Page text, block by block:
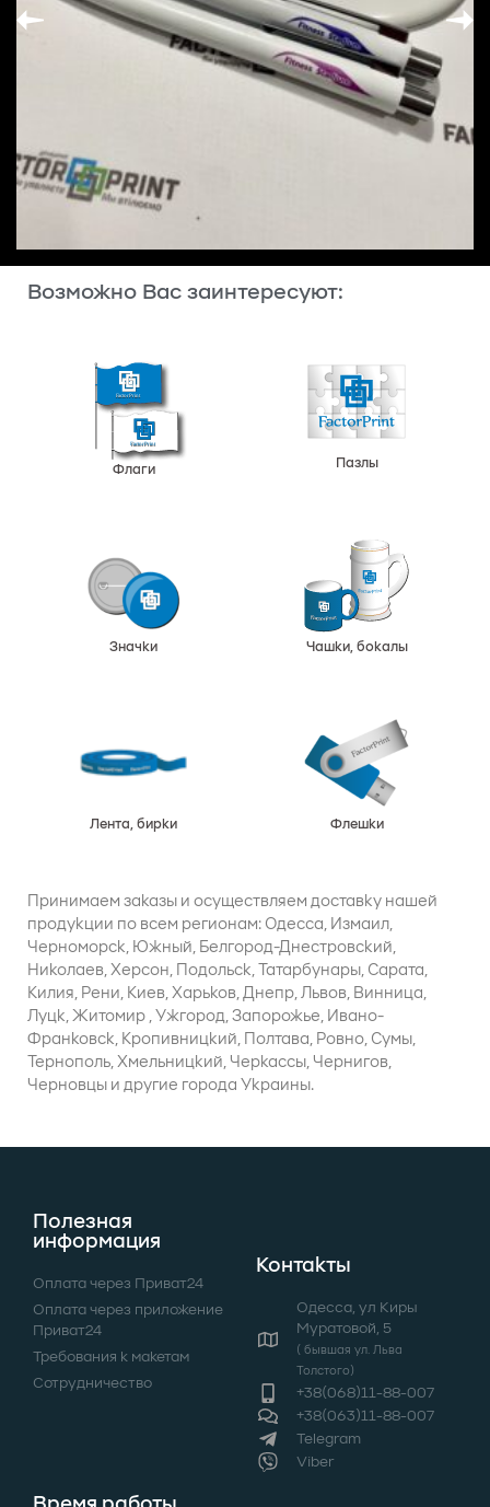
Возможно Вас заинтересуют:
Флаги Пазлы
Значки Чашки, бокалы
Лента, бирки Флешки
Принимаем заказы и осуществляем доставку нашей
продукции по всем регионам: Одесса, Измаил,
Черноморск, Южный, Белгород-Днестровский,
Николаев, Херсон, Подольск, Татарбунары, Сарата,
Килия, Рени, Киев, Харьков, Днепр, Львов, Винница,
Луцк, Житомир , Ужгород, Запорожье, Ивано-
Франковск, Кропивницкий, Полтава, Ровно, Сумы,
Тернополь, Хмельницкий, Черкассы, Чернигов,
Черновцы и другие города Украины.
Полезная
информация
Оплата через Приват24
Оплата через приложение
Приват24
Требования к макетам
Сотрудничество
Контакты
Одеcса, ул Киры
Муратовой, 5
( бывшая ул. Льва
Толстого)
+38(068)11-88-007
+38(063)11-88-007
Telegram
Viber